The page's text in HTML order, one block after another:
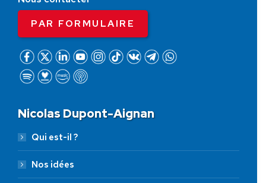
PAR FORMULAIRE
Nicolas Dupont-Aignan
Qui est-il ?
Nos idées